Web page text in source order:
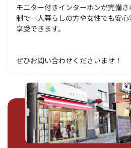
モニター付きインターホンが完備
制で一人暮らしの方や女性でも安
享受できます。
ぜひお問い合わせくださいませ！